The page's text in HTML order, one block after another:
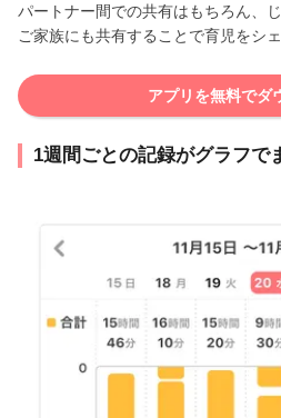
パートナー間での共有はもちろん、
ご家族にも共有することで育児をシ
アプリを無料でダ
1週間ごとの記録がグラフで